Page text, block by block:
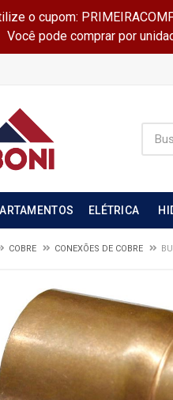
o cupom:
Você pode comprar por
ELÉTRICA
COBRE CONEXÕES DE COBRE